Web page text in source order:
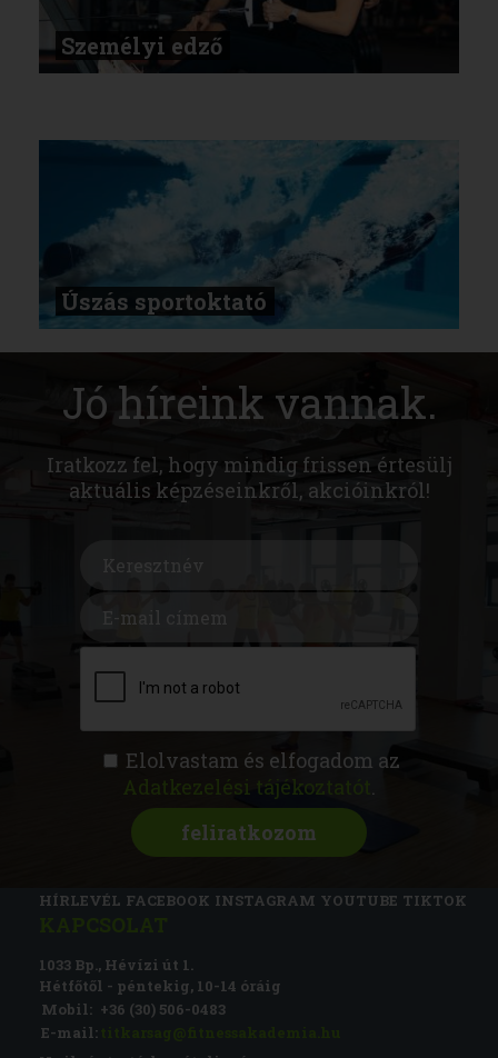
Személyi edző
Úszás sportoktató
Jó híreink vannak.
Iratkozz fel, hogy mindig frissen értesülj
aktuális képzéseinkről, akcióinkról!
Elolvastam és elfogadom az
Adatkezelési tájékoztatót .
FITNESS AKADÉMIA
RÓLUNK MAGAZIN
CSATLAKOZZ
HÍRLEVÉL FACEBOOK INSTAGRAM YOUTUBE TIKTOK
1033 Bp., Hévízi út 1.
Hétfőtől - péntekig, 10-14 óráig
Mobil: +36 (30) 506-0483
E-mail: